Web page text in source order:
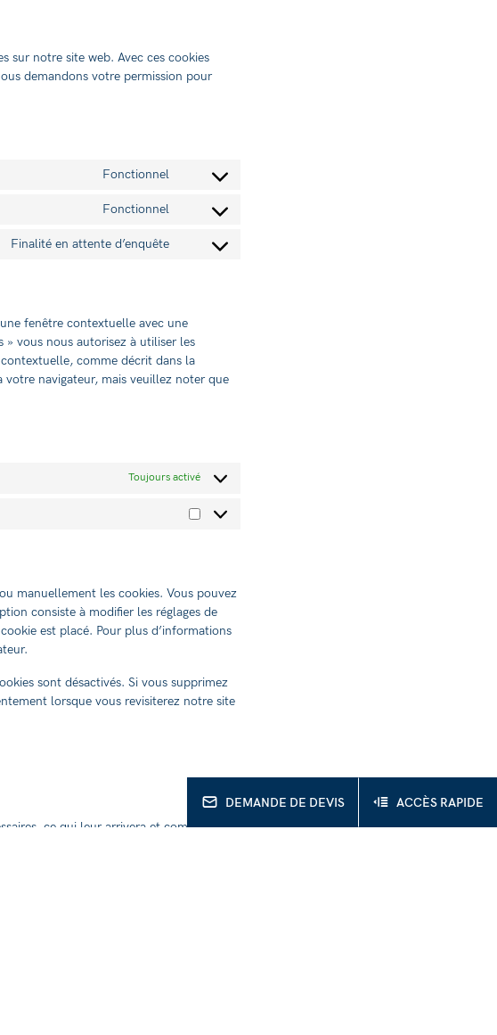
sur notre site web. Avec ces cookies
demandons votre permission pour
Fonctionnel
Consent
service
wordpress
Fonctionnel
Consent
service
Finalité en attente d’enquête
Consent
fenêtre contextuelle avec une
» vous nous autorisez à utiliser les
comme décrit dans la
votre navigateur, mais veuillez noter que
Toujours activé
Statistiques
manuellement les cookies. Vous pouvez
consiste à modifier les réglages de
est placé. Pour plus d’informations
sont désactivés. Si vous supprimez
lorsque vous revisiterez notre site
ce qui leur arrivera et combien de
DEMANDE DE DEVIS ACCÈS RAPIDE